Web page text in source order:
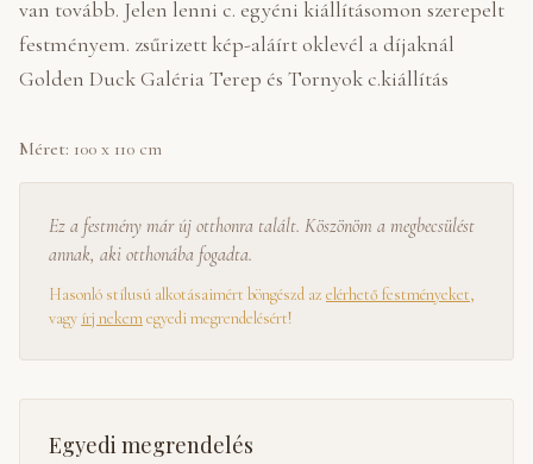
van tovább. Jelen lenni c. egyéni kiállításomon szerepelt
festményem. zsűrizett kép-aláírt oklevél a díjaknál
Golden Duck Galéria Terep és Tornyok c.kiállítás
Méret: 100 x 110 cm
Ez a festmény már új otthonra talált. Köszönöm a megbecsülést
annak, aki otthonába fogadta.
Hasonló stílusú alkotásaimért böngészd az elérhető festményeket,
vagy írj nekemegyedi megrendelésért!
Egyedi megrendelés